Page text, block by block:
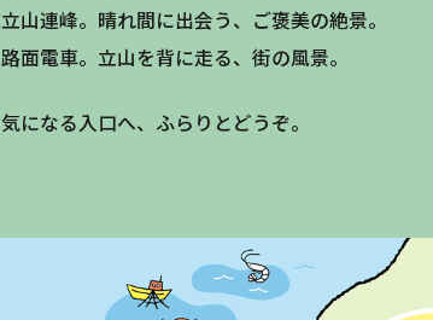
立山連峰。晴れ間に出会う、ご褒美の絶景。
路面電車。立山を背に走る、街の風景。
気になる入口へ、ふらりとどうぞ。